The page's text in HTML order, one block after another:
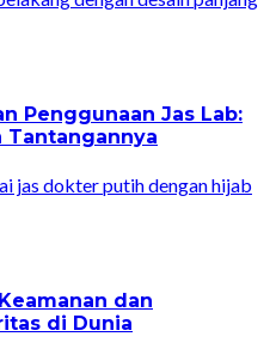
Penggunaan Jas Lab:
Tantangannya
dan
di Dunia